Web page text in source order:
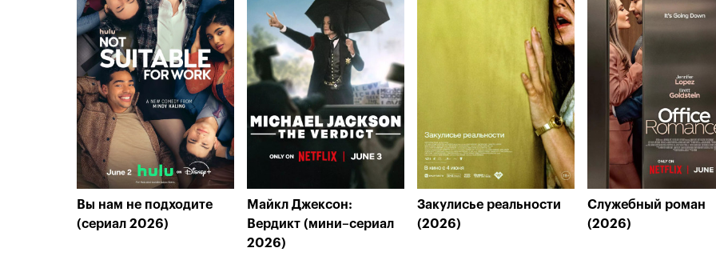
Вы нам не подходите
(сериал 2026)
Майкл Джексон:
Вердикт (мини–сериал
2026)
Закулисье реальности
(2026)
Служебный роман
(2026)